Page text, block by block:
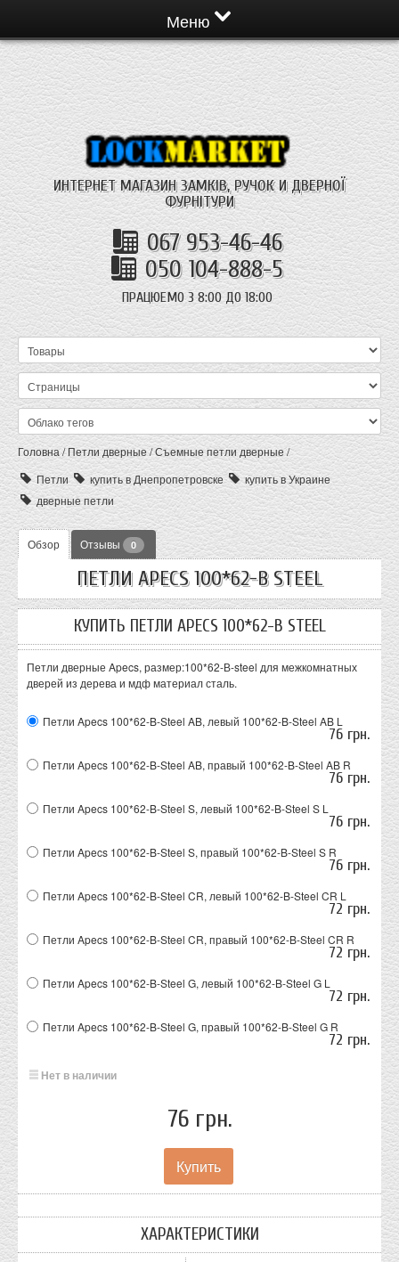
Меню
ИНТЕРНЕТ МАГАЗИН ЗАМКІВ, РУЧОК И ДВЕРНОЇ
ФУРНІТУРИ
067 953-46-46
050 104-888-5
ПРАЦЮЕМО З 8:00 ДО 18:00
Головна/Петли дверные/Съемные петли дверные/
Петли
купить в Днепропетровске
купить в Украине
дверные петли
Обзор Отзывы 0
ПЕТЛИ APECS 100*62-B STEEL
КУПИТЬ ПЕТЛИ APECS 100*62-B STEEL
Петли дверные Apecs, размер:100*62-В-steel для межкомнатных
дверей из дерева и мдф материал сталь.
Петли Apecs 100*62-B-Steel AB, левый 100*62-B-Steel AB L
76 грн.
Петли Apecs 100*62-B-Steel AB, правый 100*62-B-Steel AB R
76 грн.
Петли Apecs 100*62-B-Steel S, левый 100*62-B-Steel S L
76 грн.
Петли Apecs 100*62-B-Steel S, правый 100*62-B-Steel S R
76 грн.
Петли Apecs 100*62-B-Steel CR, левый 100*62-B-Steel CR L
72 грн.
Петли Apecs 100*62-B-Steel CR, правый 100*62-B-Steel CR R
72 грн.
Петли Apecs 100*62-B-Steel G, левый 100*62-B-Steel G L
72 грн.
Петли Apecs 100*62-B-Steel G, правый 100*62-B-Steel G R
72 грн.
Нет в наличии
76 грн.
ХАРАКТЕРИСТИКИ